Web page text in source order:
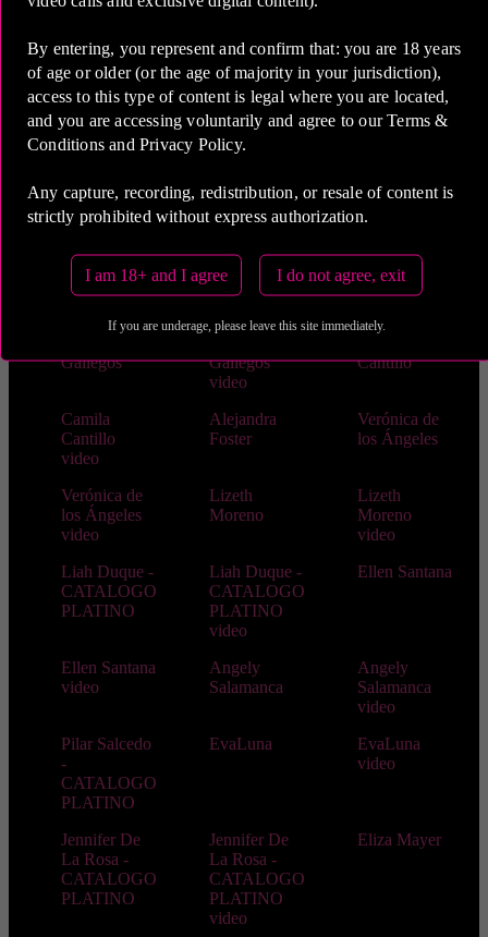
By entering, you represent and confirm that: you are 18 years
of age or older (or the age of majority in your jurisdiction),
access to this type of content is legal where you are located,
and you are accessing voluntarily and agree to our Terms &
Conditions and Privacy Policy.
Any capture, recording, redistribution, or resale of content is
strictly prohibited without express authorization.
I am 18+ and I agree I do not agree, exit
If you are underage, please leave this site immediately.
Pereira
Escobar
Márquez
Adriana
Juliguer
Renata Saenz Sharon Vidal
Sharon Vidal
video
Meléndez
Laura
Londoño
Laura
Londoño
Gabriela
Juliana Mesa
Juliana Mesa
Nataly
Gallegos
Gallegos
video
Cantillo
Camila
Cantillo
video
Alejandra
Foster
Verónica de
los Ángeles
Verónica de
los Ángeles
video
Lizeth
Moreno
Lizeth
Moreno
video
Liah Duque -
CATALOGO
PLATINO
Liah Duque -
CATALOGO
PLATINO
video
Ellen Santana
Ellen Santana
video
Angely
Salamanca
Angely
Salamanca
video
Pilar Salcedo
-
CATALOGO
PLATINO
EvaLuna
EvaLuna
video
Jennifer De
La Rosa -
CATALOGO
PLATINO
Jennifer De
La Rosa -
CATALOGO
PLATINO
video
Eliza Mayer